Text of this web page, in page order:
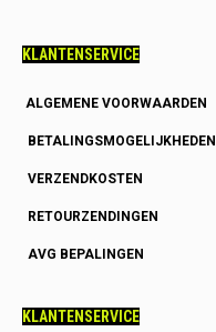
KLANTENSERVICE
ALGEMENE VOORWAARDEN
BETALINGSMOGELIJKHEDEN
VERZENDKOSTEN
RETOURZENDINGEN
AVG BEPALINGEN
KLANTENSERVICE